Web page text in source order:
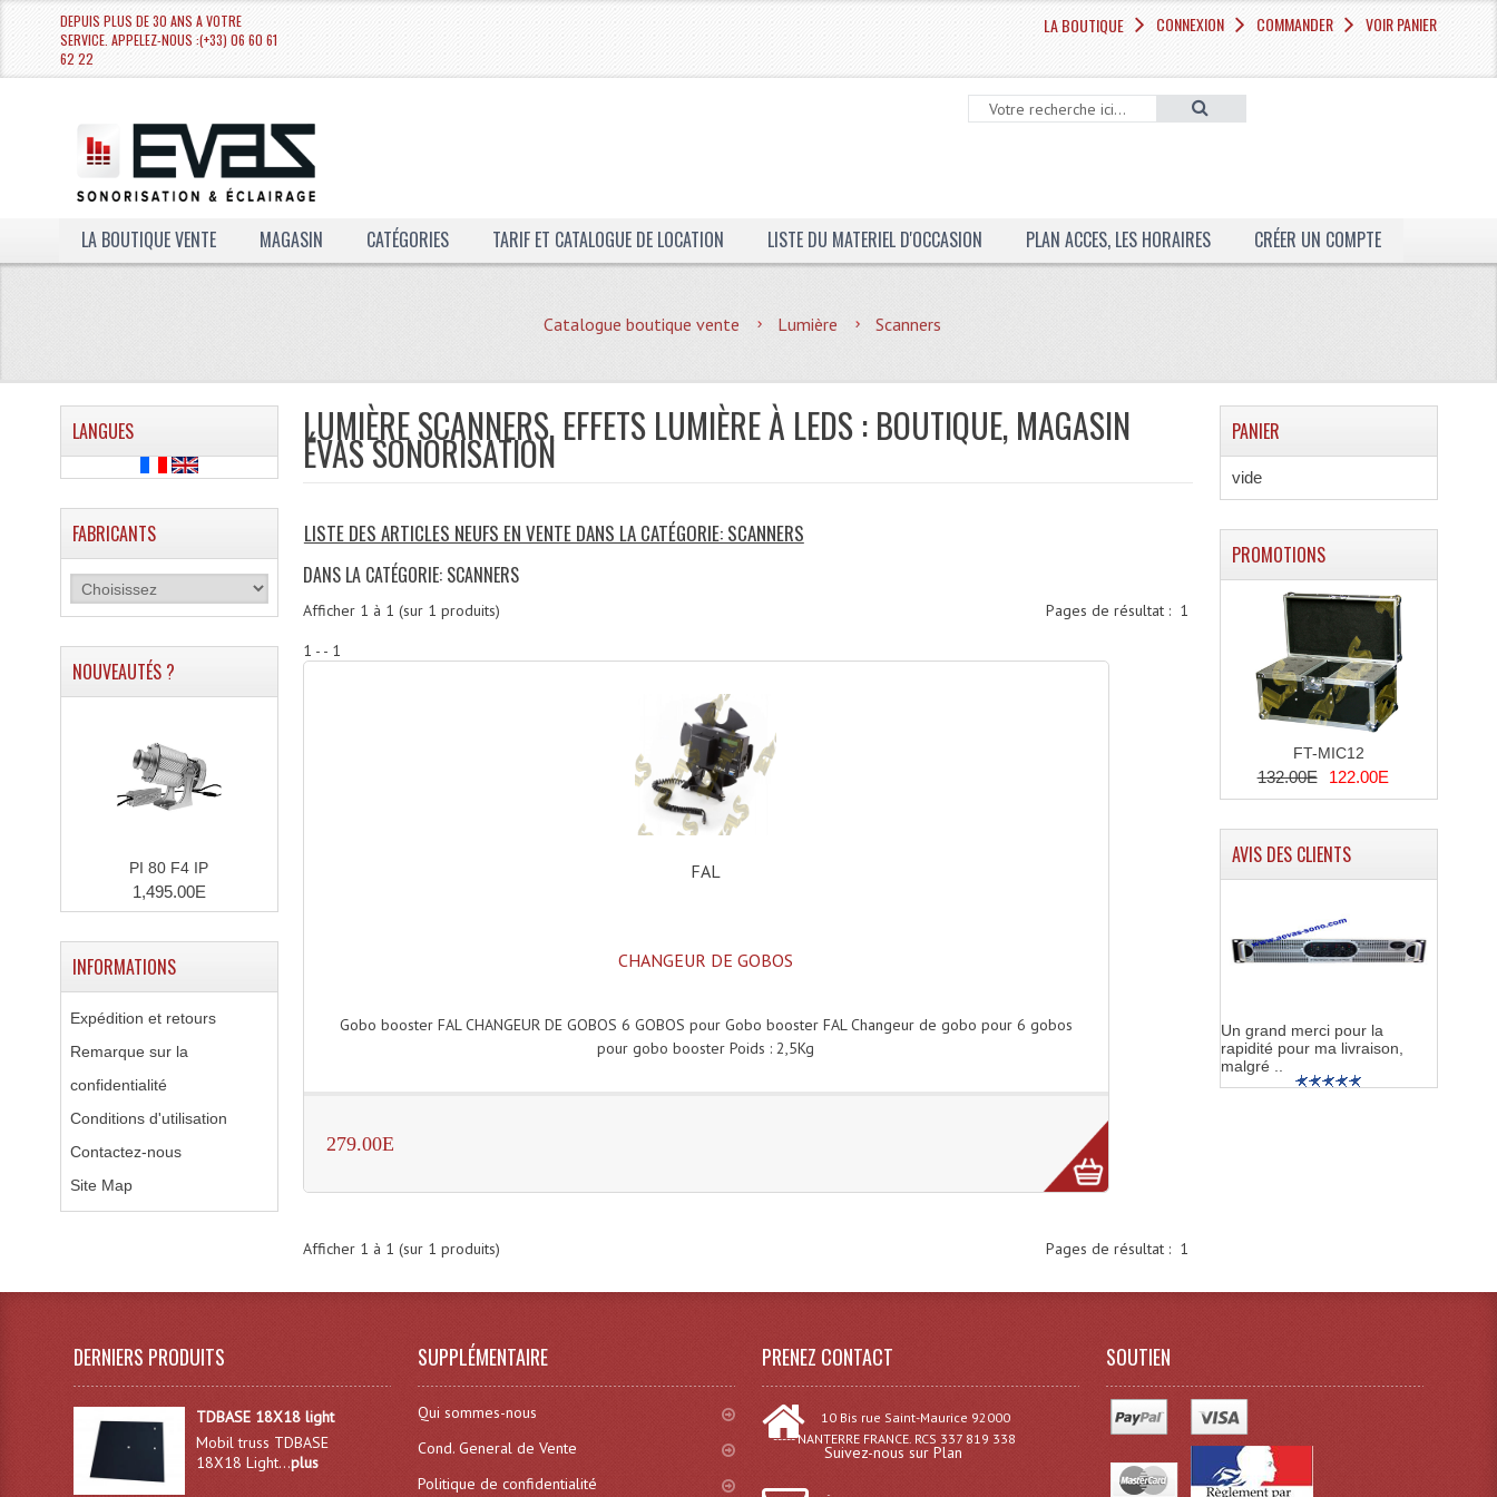
DEPUIS PLUS DE 30 ANS A VOTRE
SERVICE. APPELEZ-NOUS :(+33) 06 60 61
62 22
LA BOUTIQUE CONNEXION COMMANDER VOIR PANIER
LA BOUTIQUE VENTE MAGASIN CATÉGORIES TARIF ET CATALOGUE DE LOCATION LISTE DU MATERIEL D'OCCASION PLAN ACCES, LES HORAIRES CRÉER UN COMPTE
Catalogue boutique vente Lumière Scanners
LUMIÈRE SCANNERS, EFFETS LUMIÈRE À LEDS : BOUTIQUE, MAGASIN
ÉVAS SONORISATION
LISTE DES ARTICLES NEUFS EN VENTE DANS LA CATÉGORIE: SCANNERS
DANS LA CATÉGORIE: SCANNERS
Pages de résultat : 1
Afficher 1 à 1 (sur 1 produits)
1 - - 1
FAL
CHANGEUR DE GOBOS
Gobo booster FAL CHANGEUR DE GOBOS 6 GOBOS pour Gobo booster FAL Changeur de gobo pour 6 gobos
pour gobo booster Poids : 2,5Kg
279.00E
Pages de résultat : 1
Afficher 1 à 1 (sur 1 produits)
LANGUES
FABRICANTS
NOUVEAUTÉS ?
PI 80 F4 IP
1,495.00E
INFORMATIONS
Expédition et retours
Remarque sur la
confidentialité
Conditions d'utilisation
Contactez-nous
Site Map
PANIER
vide
PROMOTIONS
FT-MIC12
132.00E 122.00E
AVIS DES CLIENTS
Un grand merci pour la
rapidité pour ma livraison,
malgré ..
DERNIERS PRODUITS
TDBASE 18X18 light
Mobil truss TDBASE
18X18 Light...plus
SUPPLÉMENTAIRE
Qui sommes-nous
Cond. General de Vente
Politique de confidentialité
PRENEZ CONTACT
10 Bis rue Saint-Maurice 92000
----- NANTERRE FRANCE. RCS 337 819 338
Suivez-nous sur Plan
SOUTIEN